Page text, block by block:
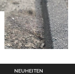
NEUHEITEN